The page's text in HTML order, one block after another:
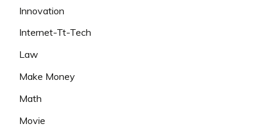
Innovation
Internet-Tt-Tech
Law
Make Money
Math
Movie